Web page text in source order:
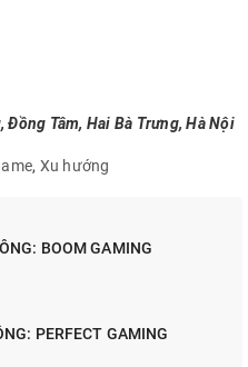
Tâm, Hai Bà Trưng, Hà Nội
, Xu hướng
BOOM GAMING
PERFECT GAMING